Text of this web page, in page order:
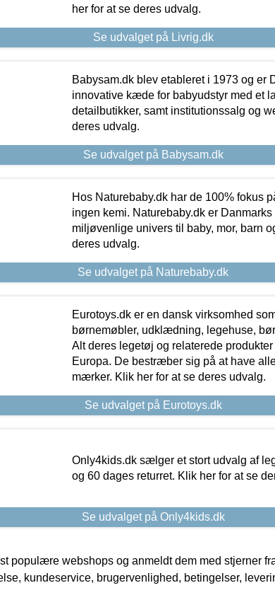
her for at se deres udvalg.
Se udvalget på Livrig.dk
Babysam.dk blev etableret i 1973 og er
innovative kæde for babyudstyr med et
detailbutikker, samt institutionssalg og
deres udvalg.
Se udvalget på Babysam.dk
Hos Naturebaby.dk har de 100% fokus
ingen kemi. Naturebaby.dk er
miljøvenlige univers til baby, mor, barn
deres udvalg.
Se udvalget på Naturebaby.dk
Eurotoys.dk er en dansk virksomhed
børnemøbler, udklædning, legehuse,
Alt deres legetøj og relaterede
Europa. De bestræber sig på at have
mærker. Klik her for at se deres udvalg.
Se udvalget på Eurotoys.dk
Only4kids.dk sælger et stort udvalg af
og 60 dages returret. Klik her for at se
Se udvalget på Only4kids.dk
populære webshops og anmeldt dem med stjerner
kundeservice, brugervenlighed, betingelser,